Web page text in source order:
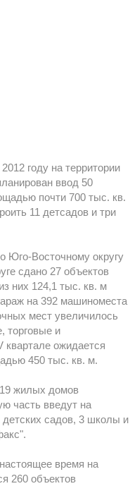
году на территории
ввод 50
почти 700 тыс. кв.
11 детсадов и три
Юго-Восточному округу
сдано 27 объектов
них 124,1 тыс. кв. м
на 392 машиноместа
мест увеличилось
торговые и
ожидается
450 тыс. кв. м.
жилых домов
часть введут на
детских садов, 3 школы и
время на
260 объектов